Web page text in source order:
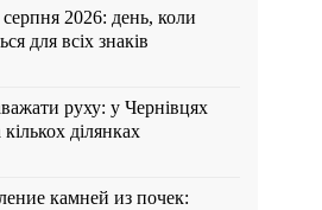
2026: день, коли
для всіх знаків
руху: у Чернівцях
ділянках
камней из почек: